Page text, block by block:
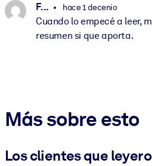
F. .. hace 1 decenio
Cuando lo empecé a leer,
resumen si que aporta.
Más sobre esto
Los clientes que